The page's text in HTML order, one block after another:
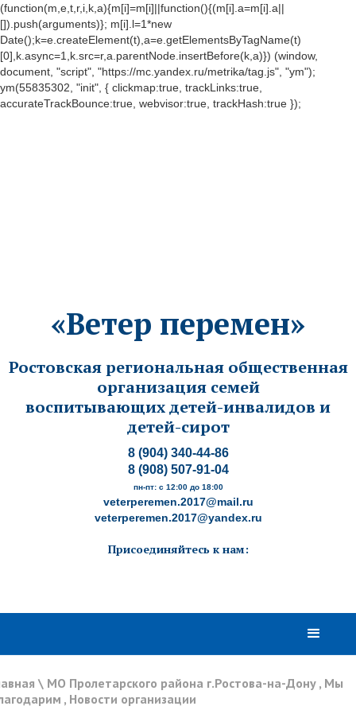
(function(m,e,t,r,i,k,a){m[i]=m[i]||function(){(m[i].a=m[i].a||
[]).push(arguments)}; m[i].l=1*new
Date();k=e.createElement(t),a=e.getElementsByTagName(t)
[0],k.async=1,k.src=r,a.parentNode.insertBefore(k,a)}) (window,
document, "script", "https://mc.yandex.ru/metrika/tag.js", "ym");
ym(55835302, "init", { clickmap:true, trackLinks:true,
accurateTrackBounce:true, webvisor:true, trackHash:true });
«Ветер перемен»
Ростовская региональная общественная
организация семей
воспитывающих детей-инвалидов и
детей-сирот
8 (904) 340-44-86
8 (908) 507-91-04
пн-пт: с 12:00 до 18:00
veterperemen.2017@mail.ru
veterperemen.2017@yandex.ru
Присоединяйтесь к нам:
\ МО Пролетарского района г.Ростова-на-Дону, Мы
, Новости организации